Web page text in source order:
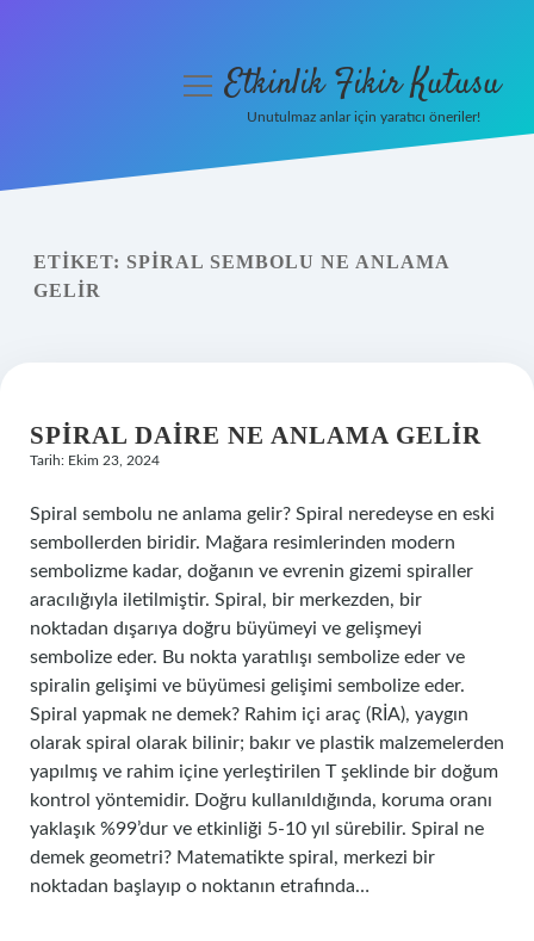
Yasal Uyarı
menüyüEtkinlik Fikir Kutusu
Unutulmaz anlar için yaratıcı öneriler!
ETIKET: SPIRAL SEMBOLU NE ANLAMA
GELIR
SPIRAL DAIRE NE ANLAMA GELIR
Tarih: Ekim 23, 2024
Spiral sembolu ne anlama gelir? Spiral neredeyse en eski
sembollerden biridir. Mağara resimlerinden modern
sembolizme kadar, doğanın ve evrenin gizemi spiraller
aracılığıyla iletilmiştir. Spiral, bir merkezden, bir
noktadan dışarıya doğru büyümeyi ve gelişmeyi
sembolize eder. Bu nokta yaratılışı sembolize eder ve
spiralin gelişimi ve büyümesi gelişimi sembolize eder.
Spiral yapmak ne demek? Rahim içi araç (RİA), yaygın
olarak spiral olarak bilinir; bakır ve plastik malzemelerden
yapılmış ve rahim içine yerleştirilen T şeklinde bir doğum
kontrol yöntemidir. Doğru kullanıldığında, koruma oranı
yaklaşık %99’dur ve etkinliği 5-10 yıl sürebilir. Spiral ne
demek geometri? Matematikte spiral, merkezi bir
noktadan başlayıp o noktanın etrafında…